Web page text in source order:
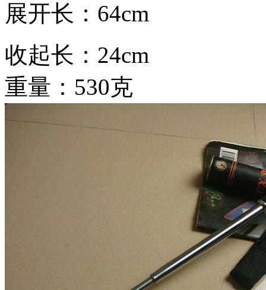
展开长：64cm
收起长：24cm
重量：530克